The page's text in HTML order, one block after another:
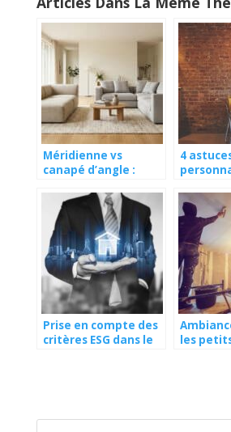
Méridienne vs
canapé d’angle :
son salon ?
4
manger
Prise en compte des
critères ESG dans le
les